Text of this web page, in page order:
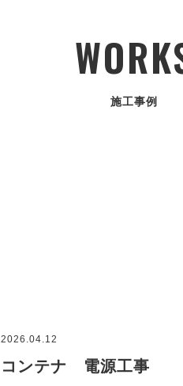
施工事例
2026.04.12
コンテナ 電源工事